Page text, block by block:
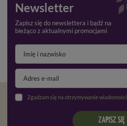
Newsletter
Zapisz się do newslettera i bądź na
bieżąco z aktualnymi promocjami
Zgadzam się na otrzymywanie wiadomości marketingowych na podany adres
ZAPISZ SIĘ